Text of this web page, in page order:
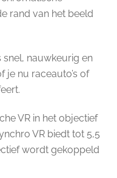
rand van het beeld
snel, nauwkeurig en
je nu raceauto’s of
VR in het objectief
VR biedt tot 5,5
wordt gekoppeld